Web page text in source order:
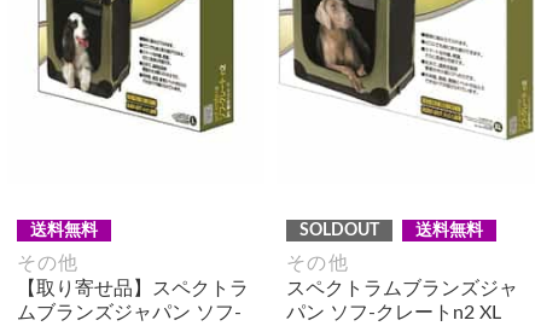
送料無料
その他
【取り寄せ品】スペクトラ
ムブランズジャパン ソフ-
SOLDOUT 送料無料
その他
スペクトラムブランズジャ
パン ソフ-クレートn2 XL